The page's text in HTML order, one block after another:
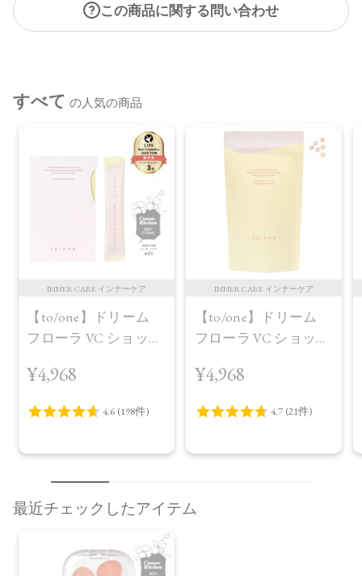
この商品に関する問い合わせ
すべて の人気の商品
INNER CARE インナーケア
【to/one】ドリーム
フローラ VC ショット
¥4,968
INNER CARE インナーケア
【to/one】ドリーム
フローラ VC ショット
プラス＜限定品＞
¥4,968
最近チェックしたアイテム